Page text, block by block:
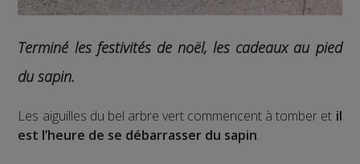
Terminé les festivités de noël, les cadeaux au pied
du sapin.
Les aiguilles du bel arbre vert commencent à tomber et il
est l’heure de se débarrasser du sapin.